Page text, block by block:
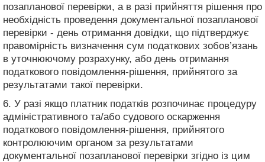
позапланової перевірки, а в разі прийняття рішення про
необхідність проведення документальної позапланової
перевірки - день отримання довідки, що підтверджує
правомірність визначення сум податкових зобов’язань
в уточнюючому розрахунку, або день отримання
податкового повідомлення-рішення, прийнятого за
результатами такої перевірки.
6. У разі якщо платник податків розпочинає процедуру
адміністративного та/або судового оскарження
податкового повідомлення-рішення, прийнятого
контролюючим органом за результатами
документальної позапланової перевірки згідно із цим